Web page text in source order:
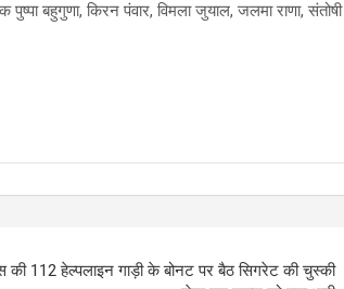
बहुगुणा, किरन पंवार, विमला जुयाल, जलमा राणा, संतोषी
की 112 हेल्पलाइन गाड़ी के बोनट पर बैठ सिगरेट की चुस्की